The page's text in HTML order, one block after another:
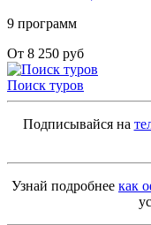
9 программ
От 8 250 руб
Поиск туров
Подписывайся на
Узнай подробнее как